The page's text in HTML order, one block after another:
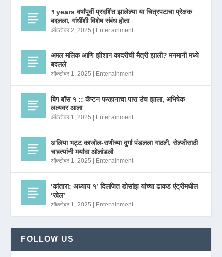
१ years वर्षांपूर्वी प्रदर्शित झालेल्या या चित्रपटाचा प्रेक्षक
बदलला, गांधींशी विशेष संबंध होता
ऑक्टोबर 2, 2025 Entertainment
अमल मलिक आणि झीशान कादरीची मैत्री झाली? मनमानी मध्ये
बदलले
ऑक्टोबर 1, 2025 Entertainment
बिग बॉस १ :: कॅप्टन फरहानाचा पारा उंच झाला, अभिषेक
लक्ष्यवर आला
ऑक्टोबर 1, 2025 Entertainment
आलिया भट्ट काजोल-राणीच्या दुर्गा पंडलला गाठली, सेल्फीसाठी
चाहत्यांनी मर्यादा ओलांडली
ऑक्टोबर 1, 2025 Entertainment
‘कांतारा: अध्याय १’ दिलजित डोसांझ यांच्या ढाकड एंट्रीमधील
‘रबेल’
ऑक्टोबर 1, 2025 Entertainment
FOLLOW US